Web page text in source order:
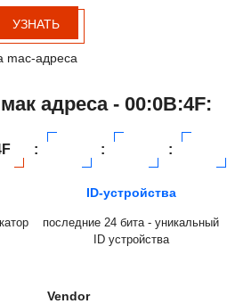
УЗНАТЬ
mac-адреса
адреса - 00:0B:4F:
: : :
ID-устройства
последние 24 бита - уникальный
ID устройства
Vendor